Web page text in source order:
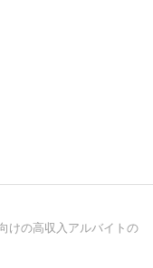
けの高収入アルバイトの